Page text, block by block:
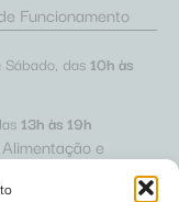
Funcionamento
Sábado, das 10h às
13h às 19h
e
das